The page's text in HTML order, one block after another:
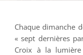
Chaque dimanche
« sept dernières
Croix à la